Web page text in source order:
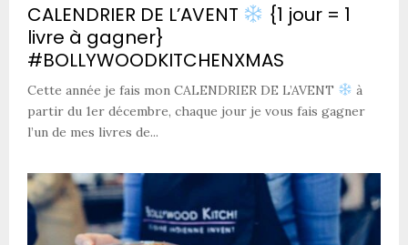
CALENDRIER DE L’AVENT
{1 jour = 1
livre à gagner}
#BOLLYWOODKITCHENXMAS
Cette année je fais mon CALENDRIER DE L’AVENT
à
partir du 1er décembre, chaque jour je vous fais gagner
l’un de mes livres de...